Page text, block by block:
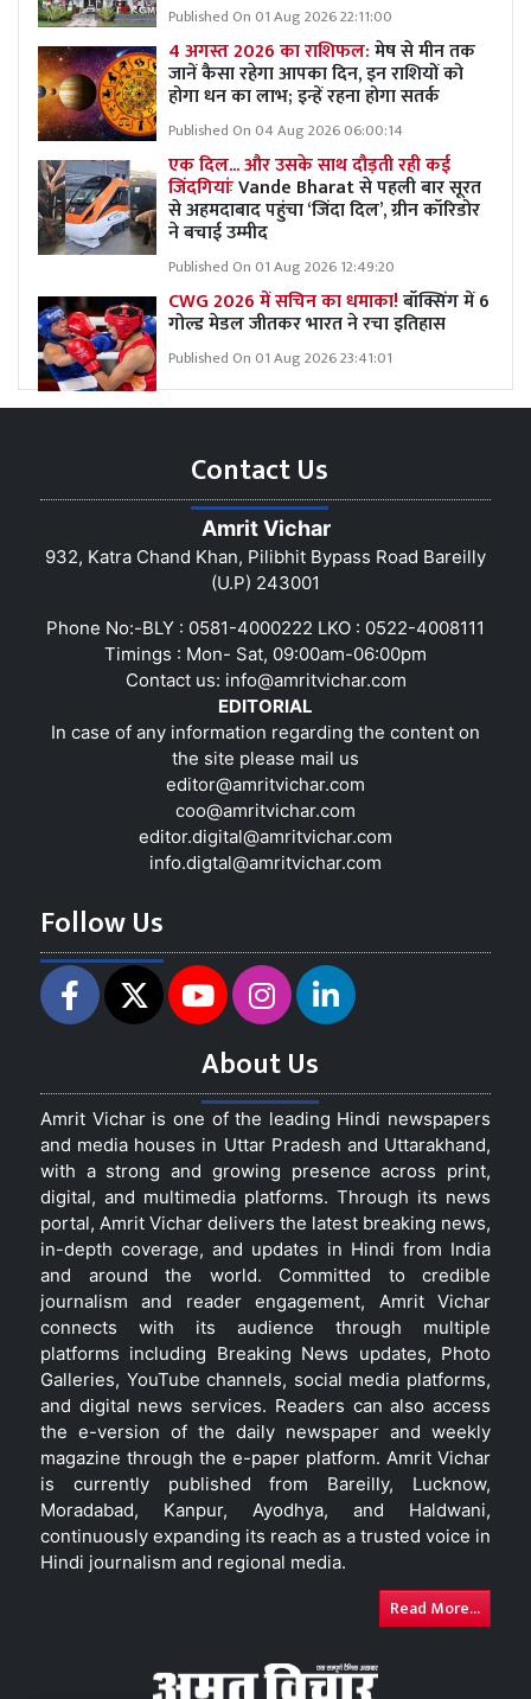
Published On 01 Aug 2026 22:11:00
4 अगस्त 2026 का राशिफल:मेष से मीन तक
जानें कैसा रहेगा आपका दिन, इन राशियों को
होगा धन का लाभ; इन्हें रहना होगा सतर्क
Published On 04 Aug 2026 06:00:14
एक दिल... और उसके साथ दौड़ती रही कई
जिंदगियांःVande Bharat से पहली बार सूरत
से अहमदाबाद पहुंचा ‘जिंदा दिल’, ग्रीन कॉरिडोर
ने बचाई उम्मीद
Published On 01 Aug 2026 12:49:20
CWG 2026 में सचिन का धमाका!बॉक्सिंग में 6
गोल्ड मेडल जीतकर भारत ने रचा इतिहास
Published On 01 Aug 2026 23:41:01
Contact Us
Amrit Vichar
932, Katra Chand Khan, Pilibhit Bypass Road Bareilly
(U.P) 243001
Phone No:-BLY : 0581-4000222 LKO : 0522-4008111
Timings : Mon- Sat, 09:00am-06:00pm
Contact us: info@amritvichar.com
EDITORIAL
In case of any information regarding the content on
the site please mail us
editor@amritvichar.com
coo@amritvichar.com
editor.digital@amritvichar.com
info.digtal@amritvichar.com
Follow Us
About Us
Amrit Vichar is one of the leading Hindi newspapers
and media houses in Uttar Pradesh and Uttarakhand,
with a strong and growing presence across print,
digital, and multimedia platforms. Through its news
portal, Amrit Vichar delivers the latest breaking news,
in-depth coverage, and updates in Hindi from India
and around the world. Committed to credible
journalism and reader engagement, Amrit Vichar
connects with its audience through multiple
platforms including Breaking News updates, Photo
Galleries, YouTube channels, social media platforms,
and digital news services. Readers can also access
the e-version of the daily newspaper and weekly
magazine through the e-paper platform. Amrit Vichar
is currently published from Bareilly, Lucknow,
Moradabad, Kanpur, Ayodhya, and Haldwani,
continuously expanding its reach as a trusted voice in
Hindi journalism and regional media.
Read More...